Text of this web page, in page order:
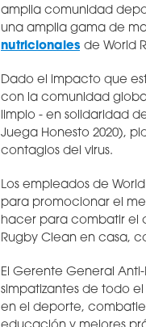
amplia comunidad
una amplia gama de
nutricionales de World
Dado el impacto que
con la comunidad
limpio - en solidaridad
Juega Honesto 2020),
contagios del virus.
Los empleados de
para promocionar el
hacer para combatir el
Rugby Clean en casa,
El Gerente General
simpatizantes de todo
en el deporte,